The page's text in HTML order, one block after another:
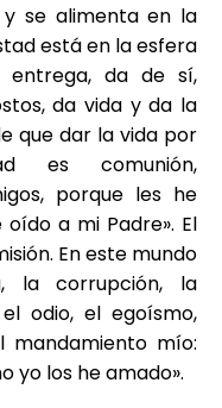
y se alimenta en la
está en la esfera
entrega, da de sí,
da vida y da la
que dar la vida por
es comunión,
porque les he
a mi Padre». El
En este mundo
la corrupción, la
odio, el egoísmo,
mandamiento mío:
yo los he amado».